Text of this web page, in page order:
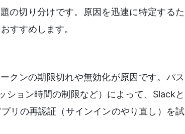
の切り分けです。原因を迅速に特定するた
すすめします。
クンの期限切れや無効化が原因です。パス
ション時間の制限など）によって、Slackと
リの再認証（サインインのやり直し）を試